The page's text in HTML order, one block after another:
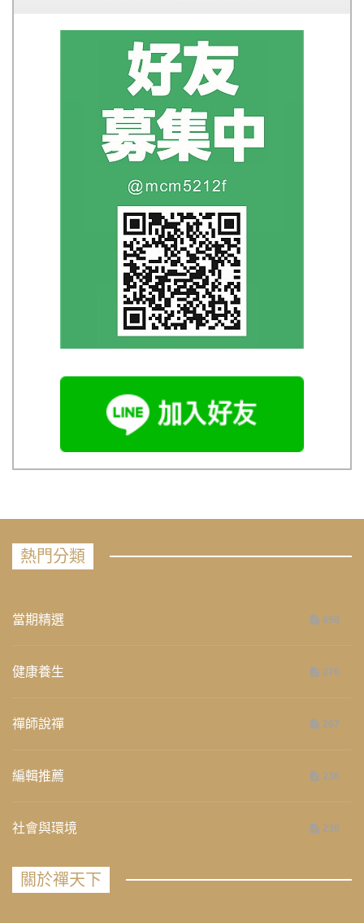
熱門分類
當期精選 658
健康養生 276
禪師說禪 267
編輯推薦 236
社會與環境 235
關於禪天下